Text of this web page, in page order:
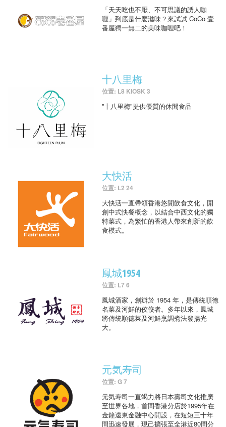
「天天吃也不厭、不可思議的誘人咖
喱」到底是什麼滋味？來試試 CoCo 壹
番屋獨一無二的美味咖喱吧！
十八里梅
位置: L8 KIOSK 3
''十八里梅"提供優質的休閒食品
大快活
位置: L2 24
大快活一直帶領香港悠閒飲食文化，開
創中式快餐概念，以結合中西文化的獨
特菜式，為繁忙的香港人帶來創新的飲
食模式。
鳳城1954
位置: L7 6
鳳城酒家，創辦於 1954 年，是傳統順德
名菜及河鮮的佼佼者。多年以來，鳳城
將傳統順德菜及河鮮烹調煮法發揚光
大。
元気寿司
位置: G 7
元気寿司一直竭力將日本壽司文化推廣
至世界各地，首間香港分店於1995年在
金鐘遠東金融中心開設，在短短三十年
間迅速發展，現己擴張至全港近80間分